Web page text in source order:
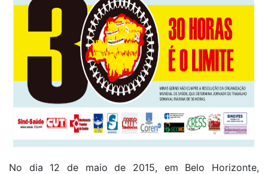
No dia 12 de maio de 2015, em Belo Horizonte,